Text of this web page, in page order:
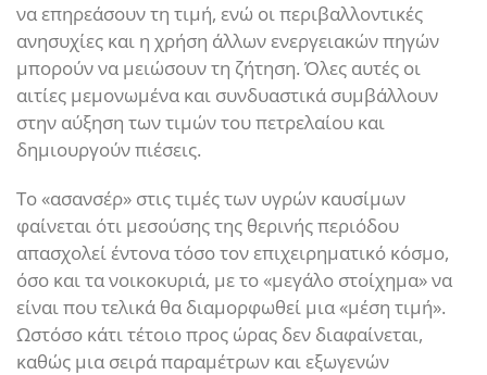
να επηρεάσουν τη τιμή, ενώ οι περιβαλλοντικές
ανησυχίες και η χρήση άλλων ενεργειακών πηγών
μπορούν να μειώσουν τη ζήτηση. Όλες αυτές οι
αιτίες μεμονωμένα και συνδυαστικά συμβάλλουν
στην αύξηση των τιμών του πετρελαίου και
δημιουργούν πιέσεις.
Το «ασανσέρ» στις τιμές των υγρών καυσίμων
φαίνεται ότι μεσούσης της θερινής περιόδου
απασχολεί έντονα τόσο τον επιχειρηματικό κόσμο,
όσο και τα νοικοκυριά, με το «μεγάλο στοίχημα» να
είναι που τελικά θα διαμορφωθεί μια «μέση τιμή».
Ωστόσο κάτι τέτοιο προς ώρας δεν διαφαίνεται,
καθώς μια σειρά παραμέτρων και εξωγενών